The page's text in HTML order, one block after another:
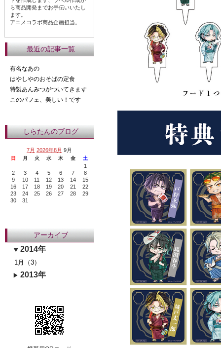
ら商品開発までお手伝いいたし
ます。
アニメコラボ商品企画担当。
最近の記事一覧
有名なあの
はやしやのおそばの定食
特製あんみつがついてきます
このパフェ、美しい！です
しらたんのブログ
7月 2026年8月 9月
日 月 火 水 木 金 土
1
2
3 4 5 6 7
8
9
10 11 12 13 14
15
16
17 18 19 20 21
22
23
24 25 26 27 28
29
30
31
アーカイブ
2014年
1月（3）
2013年